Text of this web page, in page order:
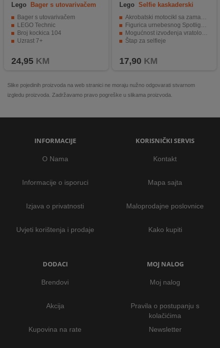
Lego Bager s utovarivačem
Bager s utovarivačem
LEGO Technic
Broj kockica 104
Uzrast 7+
24,95KM
Lego Selfie kaskaderski
Akrobatski motocikl sa zamašnjakom
Figurica urnebesnog Spotlighta iz serije LEGO® City Adventures
Mogućnost izvođenja vratolomija i skokova
Štap za selfieje
17,90 KM
Slike pojedinih proizvoda na web stranici ne moraju nužno odgovarati stvarnom
izgledu proizvoda. Zadržavamo pravo pogreške u slikama proizvoda.
INFORMACIJE
O Nama
Informacije o isporuci
Izjava o privatnosti
Uvjeti korištenja i prodaje
KORISNIČKI SERVIS
Kontakt
Mapa sajta
Maloprodajne poslovnice
Kako kupiti
DODACI
Brendovi
Akcija
Kupovina na rate
MOJ NALOG
Moj nalog
Pravila o postupanju s
kolačićima
Newsletter